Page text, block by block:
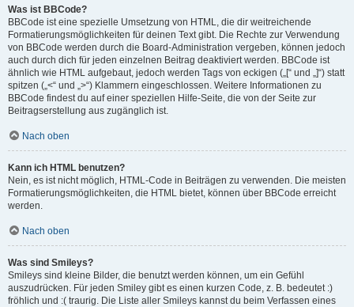
Was ist BBCode?
BBCode ist eine spezielle Umsetzung von HTML, die dir weitreichende
Formatierungsmöglichkeiten für deinen Text gibt. Die Rechte zur Verwendung
von BBCode werden durch die Board-Administration vergeben, können jedoch
auch durch dich für jeden einzelnen Beitrag deaktiviert werden. BBCode ist
ähnlich wie HTML aufgebaut, jedoch werden Tags von eckigen („[“ und „]“) statt
spitzen („<“ und „>“) Klammern eingeschlossen. Weitere Informationen zu
BBCode findest du auf einer speziellen Hilfe-Seite, die von der Seite zur
Beitragserstellung aus zugänglich ist.
Nach oben
Kann ich HTML benutzen?
Nein, es ist nicht möglich, HTML-Code in Beiträgen zu verwenden. Die meisten
Formatierungsmöglichkeiten, die HTML bietet, können über BBCode erreicht
werden.
Nach oben
Was sind Smileys?
Smileys sind kleine Bilder, die benutzt werden können, um ein Gefühl
auszudrücken. Für jeden Smiley gibt es einen kurzen Code, z. B. bedeutet :)
fröhlich und :( traurig. Die Liste aller Smileys kannst du beim Verfassen eines